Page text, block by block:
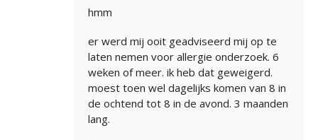
hmm
er werd mij ooit geadviseerd mij op te
laten nemen voor allergie onderzoek. 6
weken of meer. ik heb dat geweigerd.
moest toen wel dagelijks komen van 8 in
de ochtend tot 8 in de avond. 3 maanden
lang.